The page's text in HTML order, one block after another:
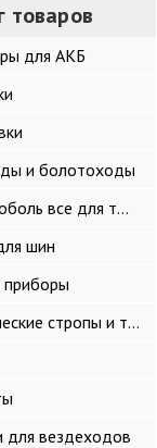
товаров
для АКБ
и болотоходы
Газель, Соболь все для тюнинга
шин
приборы
Динамические стропы и такелаж
для вездеходов